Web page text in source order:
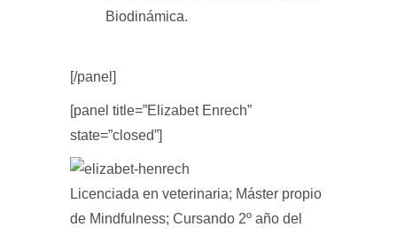
Biodinámica.
[/panel]
[panel title=”Elizabet Enrech”
state=”closed”]
Licenciada en veterinaria; Máster propio
de Mindfulness; Cursando 2º año del